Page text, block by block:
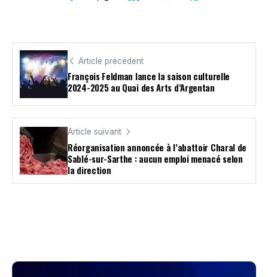
Article précédent
François Feldman lance la saison culturelle
2024-2025 au Quai des Arts d’Argentan
Article suivant
Réorganisation annoncée à l’abattoir Charal de
Sablé-sur-Sarthe : aucun emploi menacé selon
la direction